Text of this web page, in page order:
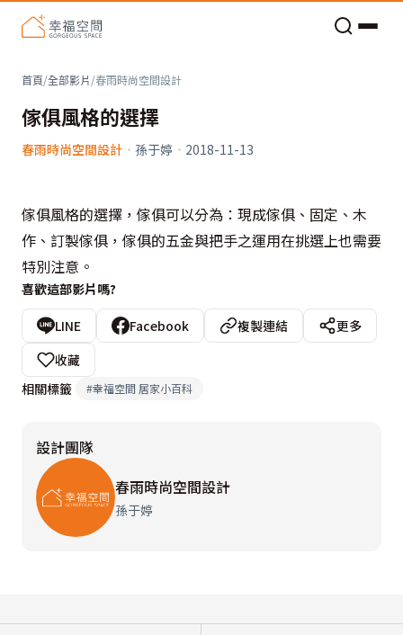
首頁/全部影片/春雨時尚空間設計
傢俱風格的選擇
春雨時尚空間設計 · 孫于婷 · 2018-11-13
傢俱風格的選擇，傢俱可以分為：現成傢俱、固定、木
作、訂製傢俱，傢俱的五金與把手之運用在挑選上也需要
特別注意。
喜歡這部影片嗎?
LINE Facebook 複製連結
更多
收藏
相關標籤
#幸福空間 居家小百科
設計團隊
春雨時尚空間設計
孫于婷